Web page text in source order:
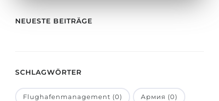
Beispiel-Stellenangebote
Holland-Test
Interessenkarte-Test
Physik
BEWERBEN AUS …
Russland
NEUESTE BEITRÄGE
SCHLAGWÖRTER
Flughafenmanagement (0) Армия (0)